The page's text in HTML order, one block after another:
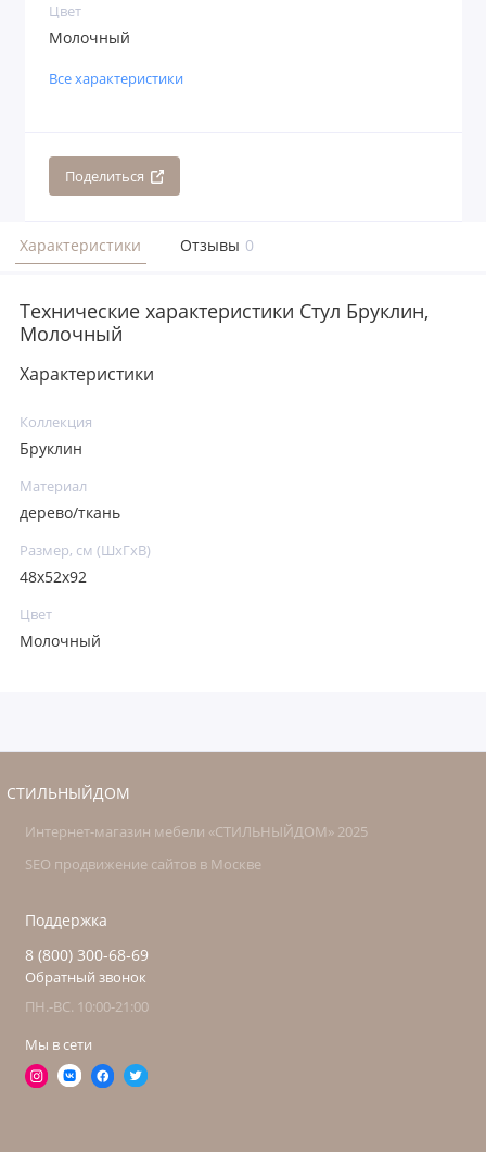
Цвет
Молочный
Все характеристики
Поделиться
Характеристики Отзывы 0
Технические характеристики Стул Бруклин,
Молочный
Характеристики
Коллекция
Бруклин
Материал
дерево/ткань
Размер, см (ШхГхВ)
48х52х92
Цвет
Молочный
СТИЛЬНЫЙДОМ
Интернет-магазин мебели «СТИЛЬНЫЙДОМ» 2025
SEO продвижение сайтов в Москве
Поддержка
8 (800) 300-68-69
Обратный звонок
ПН.-ВС. 10:00-21:00
Мы в сети